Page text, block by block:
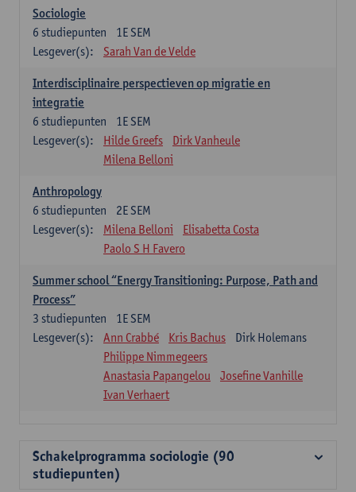
Sociologie
1E SEM
6 studiepunten
Lesgever(s):
Sarah Van de Velde
Interdisciplinaire perspectieven op migratie en
integratie
1E SEM
6 studiepunten
Lesgever(s):
Hilde Greefs
Dirk Vanheule
Milena Belloni
Anthropology
2E SEM
6 studiepunten
Lesgever(s):
Milena Belloni
Elisabetta Costa
Paolo S H Favero
Summer school “Energy Transitioning: Purpose, Path and
Process”
1E SEM
3 studiepunten
Lesgever(s):
Ann Crabbé Kris Bachus
Dirk Holemans
Philippe Nimmegeers
Anastasia Papangelou
Josefine Vanhille
Ivan Verhaert
Schakelprogramma sociologie (90
studiepunten)